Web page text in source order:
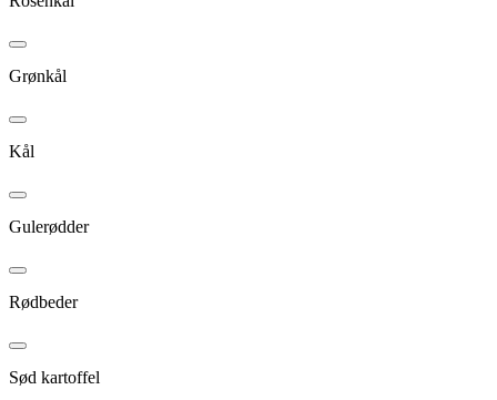
Grønkål
Kål
Gulerødder
Rødbeder
Sød kartoffel